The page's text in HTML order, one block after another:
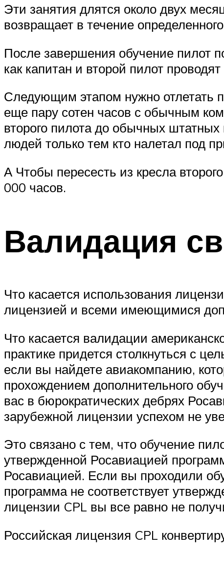
Эти занятия длятся около двух
возвращает в течение
После завершения обучение пилот
как капитан и второй пилот
Следующим этапом нужно отлетать
еще пару сотен часов с обычным
второго пилота до обычных
людей только тем кто налетал под
А Чтобы пересесть из кресла
000 часов.
Валидация
Что касается использования
лицензией и всеми имеющимися
Что касается валидации
практике придется столкнуться с
если вы найдете авиакомпанию,
прохождением дополнительного
вас в бюрократических дебрях
зарубежной лицензии успехом не
Это связано с тем, что обучение
утвержденной Росавиацией
Росавиацией. Если вы проходили
программа не соответствует
лицензии CPL вы все равно не
Российская лицензия CPL